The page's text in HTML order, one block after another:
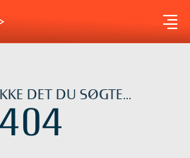
DET DU SØGTE...
404